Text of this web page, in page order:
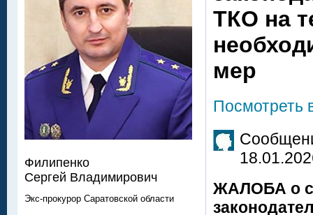
ТКО на
мер
Посмотреть
ЖАЛОБА о
Филипенко
Сергей Владимирович
Экс-прокурор Саратовской области